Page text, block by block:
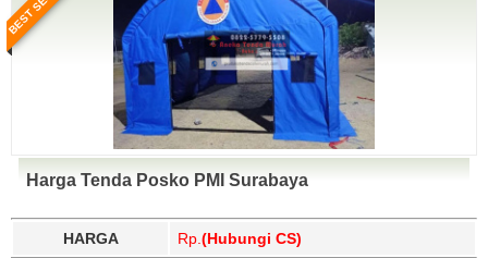
Harga Tenda Posko PMI Surabaya
HARGA Rp. (Hubungi CS)